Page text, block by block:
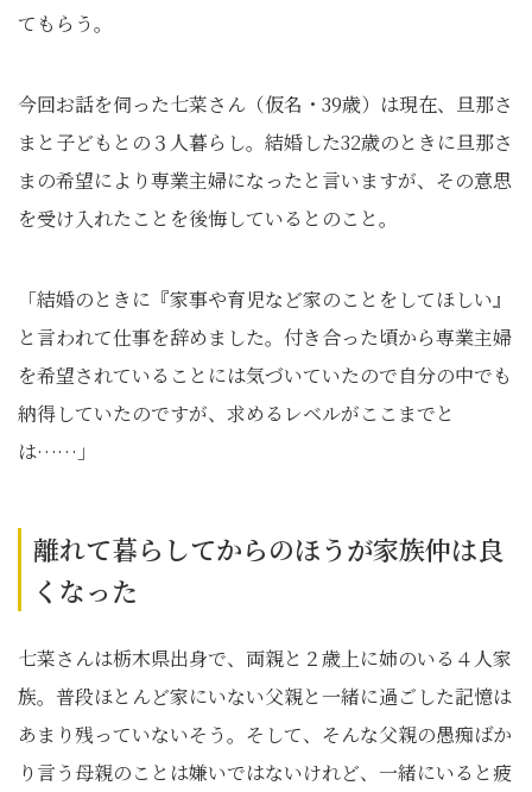
てもらう。
今回お話を伺った七菜さん（仮名・39歳）は現在、旦那さ
まと子どもとの３人暮らし。結婚した32歳のときに旦那さ
まの希望により専業主婦になったと言いますが、その意思
を受け入れたことを後悔しているとのこと。
「結婚のときに『家事や育児など家のことをしてほしい』
と言われて仕事を辞めました。付き合った頃から専業主婦
を希望されていることには気づいていたので自分の中でも
納得していたのですが、求めるレベルがここまでと
は……」
離れて暮らしてからのほうが家族仲は良
くなった
七菜さんは栃木県出身で、両親と２歳上に姉のいる４人家
族。普段ほとんど家にいない父親と一緒に過ごした記憶は
あまり残っていないそう。そして、そんな父親の愚痴ばか
り言う母親のことは嫌いではないけれど、一緒にいると疲